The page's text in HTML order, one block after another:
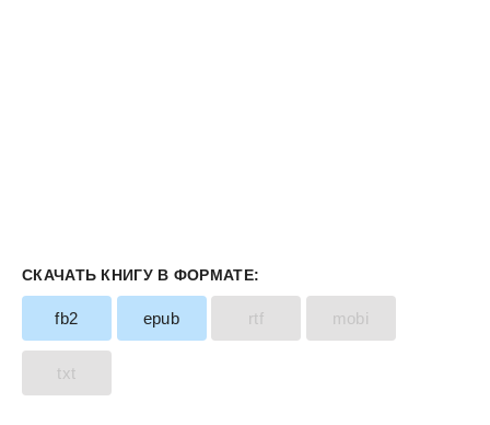
СКАЧАТЬ КНИГУ В ФОРМАТЕ:
fb2 epub rtf mobi
txt